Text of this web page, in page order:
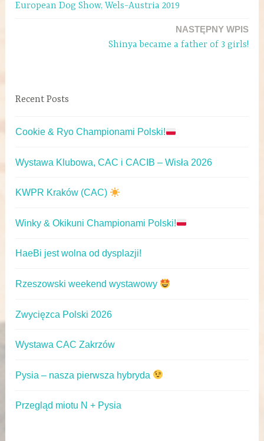
European Dog Show, Wels-Austria 2019
NASTĘPNY WPIS
Shinya became a father of 3 girls!
Recent Posts
Cookie & Ryo Championami Polski!
Wystawa Klubowa, CAC i CACIB – Wisła 2026
KWPR Kraków (CAC)
Winky & Okikuni Championami Polski!
HaeBi jest wolna od dysplazji!
Rzeszowski weekend wystawowy
Zwycięzca Polski 2026
Wystawa CAC Zakrzów
Pysia – nasza pierwsza hybryda
Przegląd miotu N + Pysia